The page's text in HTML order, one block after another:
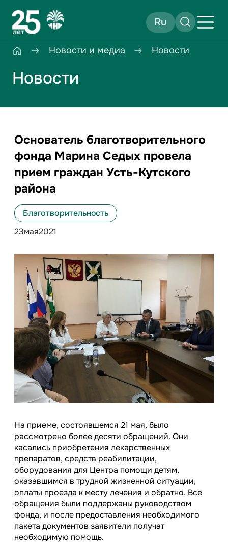
Ru
Новости и медиа Новости
Новости
Основатель благотворительного
фонда Марина Седых провела
прием граждан Усть-Кутского
района
Благотворительность
23мая2021
На приеме, состоявшемся 21 мая, было
рассмотрено более десяти обращений. Они
касались приобретения лекарственных
препаратов, средств реабилитации,
оборудования для Центра помощи детям,
оказавшимся в трудной жизненной ситуации,
оплаты проезда к месту лечения и обратно. Все
обращения были поддержаны руководством
фонда, и после предоставления необходимого
пакета документов заявители получат
необходимую помощь.